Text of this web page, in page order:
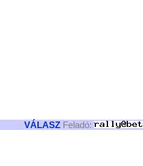
VÁLASZ Feladó: